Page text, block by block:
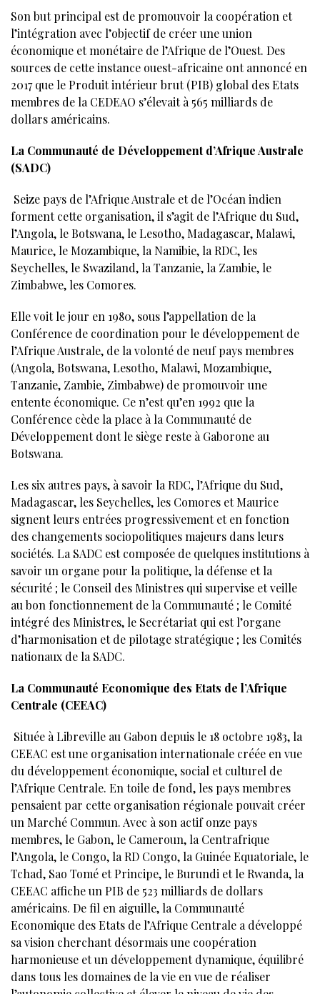
Son but principal est de promouvoir la coopération et
l’intégration avec l’objectif de créer une union
économique et monétaire de l’Afrique de l’Ouest. Des
sources de cette instance ouest-africaine ont annoncé en
2017 que le Produit intérieur brut (PIB) global des Etats
membres de la CEDEAO s’élevait à 565 milliards de
dollars américains.
La Communauté de Développement d’Afrique Australe
(SADC)
Seize pays de l’Afrique Australe et de l’Océan indien
forment cette organisation, il s’agit de l’Afrique du Sud,
l’Angola, le Botswana, le Lesotho, Madagascar, Malawi,
Maurice, le Mozambique, la Namibie, la RDC, les
Seychelles, le Swaziland, la Tanzanie, la Zambie, le
Zimbabwe, les Comores.
Elle voit le jour en 1980, sous l’appellation de la
Conférence de coordination pour le développement de
l’Afrique Australe, de la volonté de neuf pays membres
(Angola, Botswana, Lesotho, Malawi, Mozambique,
Tanzanie, Zambie, Zimbabwe) de promouvoir une
entente économique. Ce n’est qu’en 1992 que la
Conférence cède la place à la Communauté de
Développement dont le siège reste à Gaborone au
Botswana.
Les six autres pays, à savoir la RDC, l’Afrique du Sud,
Madagascar, les Seychelles, les Comores et Maurice
signent leurs entrées progressivement et en fonction
des changements sociopolitiques majeurs dans leurs
sociétés. La SADC est composée de quelques institutions à
savoir un organe pour la politique, la défense et la
sécurité ; le Conseil des Ministres qui supervise et veille
au bon fonctionnement de la Communauté ; le Comité
intégré des Ministres, le Secrétariat qui est l’organe
d’harmonisation et de pilotage stratégique ; les Comités
nationaux de la SADC.
La Communauté Economique des Etats de l’Afrique
Centrale (CEEAC)
Située à Libreville au Gabon depuis le 18 octobre 1983, la
CEEAC est une organisation internationale créée en vue
du développement économique, social et culturel de
l’Afrique Centrale. En toile de fond, les pays membres
pensaient par cette organisation régionale pouvait créer
un Marché Commun. Avec à son actif onze pays
membres, le Gabon, le Cameroun, la Centrafrique
l’Angola, le Congo, la RD Congo, la Guinée Equatoriale, le
Tchad, Sao Tomé et Principe, le Burundi et le Rwanda, la
CEEAC affiche un PIB de 523 milliards de dollars
américains. De fil en aiguille, la Communauté
Economique des Etats de l’Afrique Centrale a développé
sa vision cherchant désormais une coopération
harmonieuse et un développement dynamique, équilibré
dans tous les domaines de la vie en vue de réaliser